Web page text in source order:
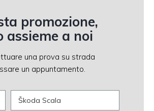
promozione,
assieme a noi
una prova su strada
un appuntamento.